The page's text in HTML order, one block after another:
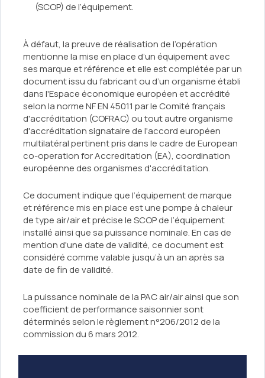
(SCOP) de l’équipement.
À défaut, la preuve de réalisation de l’opération
mentionne la mise en place d’un équipement avec
ses marque et référence et elle est complétée par un
document issu du fabricant ou d’un organisme établi
dans l'Espace économique européen et accrédité
selon la norme NF EN 45011 par le Comité français
d'accréditation (COFRAC) ou tout autre organisme
d'accréditation signataire de l'accord européen
multilatéral pertinent pris dans le cadre de European
co-operation for Accreditation (EA), coordination
européenne des organismes d'accréditation.
Ce document indique que l’équipement de marque
et référence mis en place est une pompe à chaleur
de type air/air et précise le SCOP de l’équipement
installé ainsi que sa puissance nominale. En cas de
mention d'une date de validité, ce document est
considéré comme valable jusqu’à un an après sa
date de fin de validité.
La puissance nominale de la PAC air/air ainsi que son
coefficient de performance saisonnier sont
déterminés selon le règlement n°206/2012 de la
commission du 6 mars 2012.